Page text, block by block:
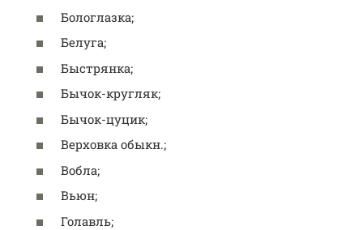
Бологлазка;
Белуга;
Быстрянка;
Бычок-кругляк;
Бычок-цуцик;
Верховка обыкн.;
Вобла;
Вьюн;
Голавль;